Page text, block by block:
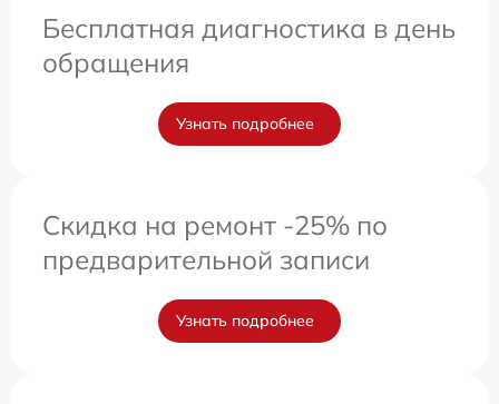
Бесплатная диагностика в день
обращения
Узнать подробнее
Скидка на ремонт -25% по
предварительной записи
Узнать подробнее